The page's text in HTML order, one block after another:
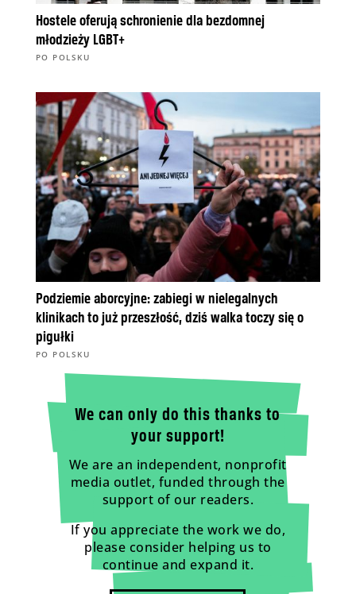
Hostele oferują schronienie dla bezdomnej
młodzieży LGBT+
PO POLSKU
Podziemie aborcyjne: zabiegi w nielegalnych
klinikach to już przeszłość, dziś walka toczy się o
pigułki
PO POLSKU
We can only do this thanks to
your support!
We are an independent, nonprofit
media outlet, funded through the
support of our readers.
If you appreciate the work we do,
please consider helping us to
continue and expand it.